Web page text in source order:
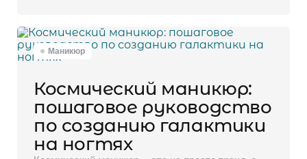
Маникюр
Космический маникюр:
пошаговое руководство
по созданию галактики
на ногтях